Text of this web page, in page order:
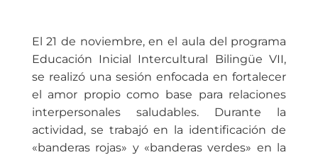
El 21 de noviembre, en el aula del programa
Educación Inicial Intercultural Bilingüe VII,
se realizó una sesión enfocada en fortalecer
el amor propio como base para relaciones
interpersonales saludables. Durante la
actividad, se trabajó en la identificación de
«banderas rojas» y «banderas verdes» en la